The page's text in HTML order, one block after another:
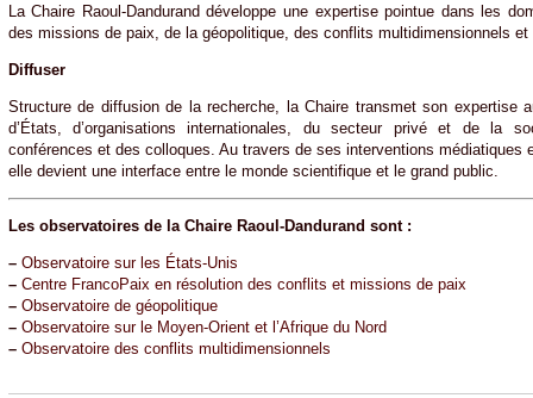
La Chaire Raoul-Dandurand développe une expertise pointue dans les
des missions de paix, de la géopolitique, des conflits multidimensionnels
Diffuser
Structure de diffusion de la recherche, la Chaire transmet son expertise
d’États, d’organisations internationales, du secteur privé et de la
conférences et des colloques. Au travers de ses interventions médiatiques
elle devient une interface entre le monde scientifique et le grand public.
Les observatoires de la Chaire Raoul-Dandurand sont :
– Observatoire sur les États-Unis
– Centre FrancoPaix en résolution des conflits et missions de paix
– Observatoire de géopolitique
– Observatoire sur le Moyen-Orient et l’Afrique du Nord
– Observatoire des conflits multidimensionnels